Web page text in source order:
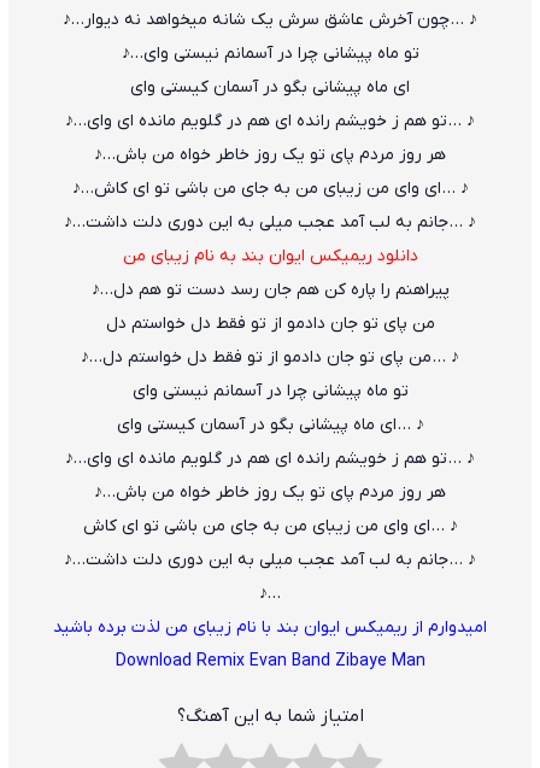
♪ … چون آخرش عاشق سرش یک شانه میخواهد نه دیوار…♪
تو ماه پیشانی چرا در آسمانم نیستی وای…♪
ای ماه پیشانی بگو در آسمان کیستی وای
♪ … تو هم ز خویشم رانده ای هم در گلویم مانده ای وای…♪
هر روز مردم پای تو یک روز خاطر خواه من باش…♪
♪ … ای وای من زیبای من به جای من باشی تو ای کاش…♪
♪ … جانم به لب آمد عجب میلی به این دوری دلت داشت…♪
دانلود ریمیکس ایوان بند به نام زیبای من
پیراهنم را پاره کن هم جان رسد دست تو هم دل…♪
من پای تو جان دادمو از تو فقط دل خواستم دل
♪ … من پای تو جان دادمو از تو فقط دل خواستم دل…♪
تو ماه پیشانی چرا در آسمانم نیستی وای
♪ … ای ماه پیشانی بگو در آسمان کیستی وای
♪ … تو هم ز خویشم رانده ای هم در گلویم مانده ای وای…♪
هر روز مردم پای تو یک روز خاطر خواه من باش…♪
♪ … ای وای من زیبای من به جای من باشی تو ای کاش
♪ … جانم به لب آمد عجب میلی به این دوری دلت داشت…♪
…♪
امیدوارم از ریمیکس ایوان بند با نام زیبای من لذت برده باشید
Download Remix Evan Band Zibaye Man
امتیاز شما به این آهنگ؟